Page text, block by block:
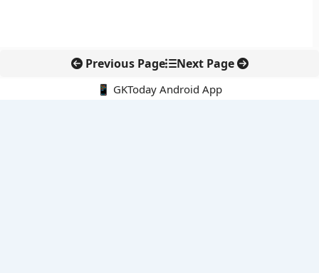
Previous Page Next Page
📱 GKToday Android App